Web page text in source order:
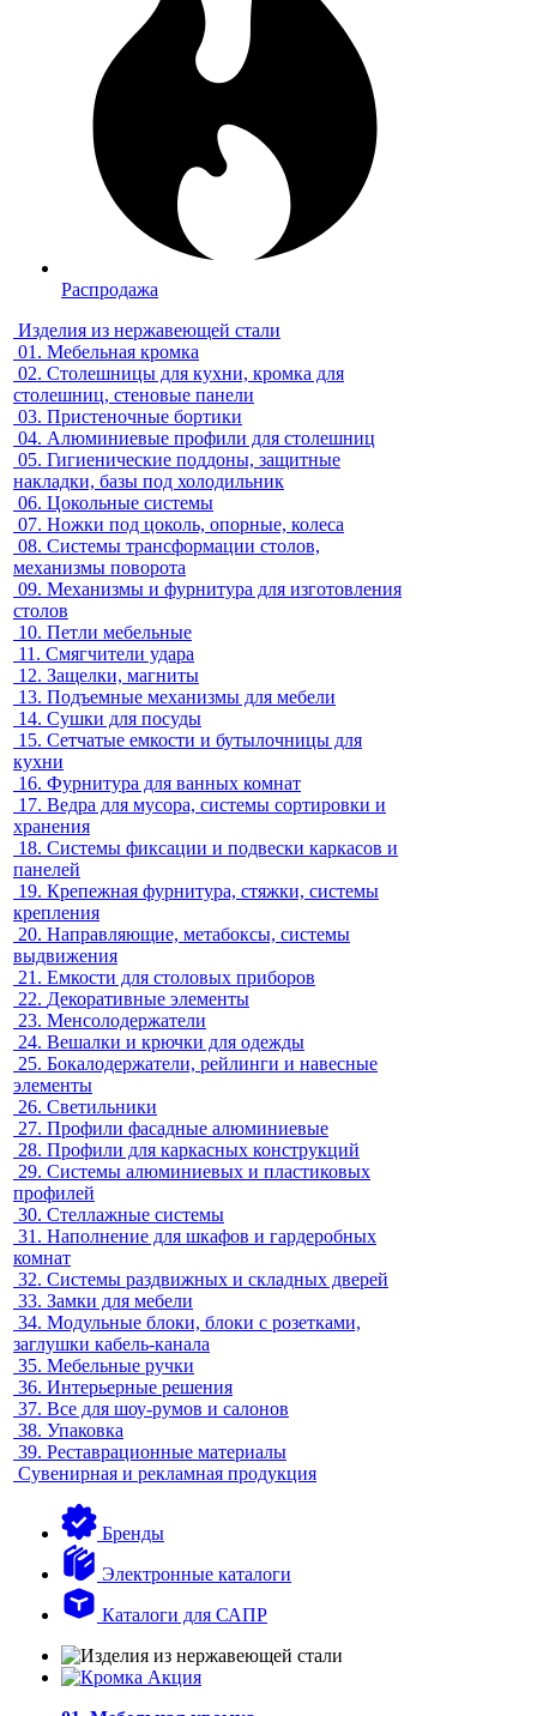
Распродажа
Изделия из нержавеющей стали
01. Мебельная кромка
02. Столешницы для кухни, кромка для
столешниц, стеновые панели
03. Пристеночные бортики
04. Алюминиевые профили для столешниц
05. Гигиенические поддоны, защитные
накладки, базы под холодильник
06. Цокольные системы
07. Ножки под цоколь, опорные, колеса
08. Системы трансформации столов,
механизмы поворота
09. Механизмы и фурнитура для изготовления
столов
10. Петли мебельные
11. Смягчители удара
12. Защелки, магниты
13. Подъемные механизмы для мебели
14. Сушки для посуды
15. Сетчатые емкости и бутылочницы для
кухни
16. Фурнитура для ванных комнат
17. Ведра для мусора, системы сортировки и
хранения
18. Системы фиксации и подвески каркасов и
панелей
19. Крепежная фурнитура, стяжки, системы
крепления
20. Направляющие, метабоксы, системы
выдвижения
21. Емкости для столовых приборов
22. Декоративные элементы
23. Менсолодержатели
24. Вешалки и крючки для одежды
25. Бокалодержатели, рейлинги и навесные
элементы
26. Светильники
27. Профили фасадные алюминиевые
28. Профили для каркасных конструкций
29. Системы алюминиевых и пластиковых
профилей
30. Стеллажные системы
31. Наполнение для шкафов и гардеробных
комнат
32. Системы раздвижных и складных дверей
33. Замки для мебели
34. Модульные блоки, блоки с розетками,
заглушки кабель-канала
35. Мебельные ручки
36. Интерьерные решения
37. Все для шоу-румов и салонов
38. Упаковка
39. Реставрационные материалы
Сувенирная и рекламная продукция
Бренды
Электронные каталоги
Каталоги для САПР